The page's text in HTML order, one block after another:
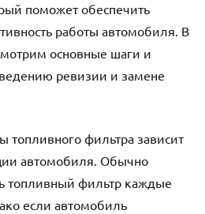
поможет обеспечить
работы автомобиля. В
основные шаги и
ревизии и замене
топливного фильтра зависит
автомобиля. Обычно
топливный фильтр каждые
если автомобиль